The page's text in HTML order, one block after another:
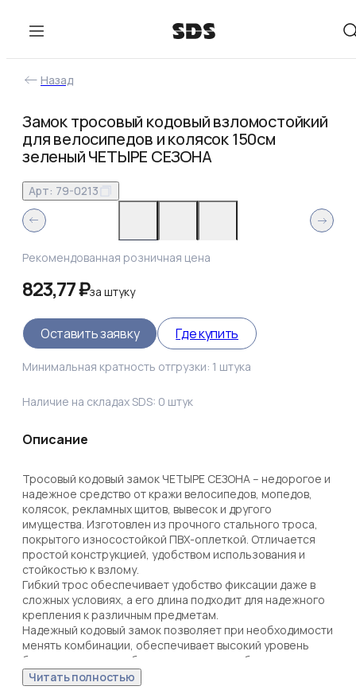
Назад
Замок тросовый кодовый взломостойкий
для велосипедов и колясок 150см
зеленый ЧЕТЫРЕ СЕЗОНА
Арт: 79-0213
Рекомендованная розничная цена
823,77 ₽заштуку
Оставить заявку Где купить
Минимальная кратность отгрузки: 1 штука
Наличие на складах SDS: 0 штук
Описание
Тросовый кодовый замок ЧЕТЫРЕ СЕЗОНА – недорогое и
надежное средство от кражи велосипедов, мопедов,
колясок, рекламных щитов, вывесок и другого
имущества. Изготовлен из прочного стального троса,
покрытого износостойкой ПВХ-оплеткой. Отличается
простой конструкцией, удобством использования и
стойкостью к взлому.
Гибкий трос обеспечивает удобство фиксации даже в
сложных условиях, а его длина подходит для надежного
крепления к различным предметам.
Надежный кодовый замок позволяет при необходимости
менять комбинации, обеспечивает высокий уровень
безопасности и удобство, так как не требует
использования ключей.
Читать полностью